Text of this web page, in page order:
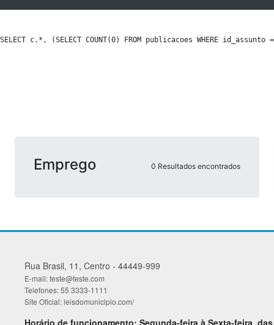
SELECT c.*, (SELECT COUNT(0) FROM publicacoes WHERE
Emprego 0 Resultados encontrados
Rua Brasil, 11, Centro - 44449-999
E-mail: teste@teste.com
Telefones: 55 3333-1111
Site Oficial: leisdomunicipio.com/
Horário de funcionamento: Segunda-feira à Sexta-feira, das